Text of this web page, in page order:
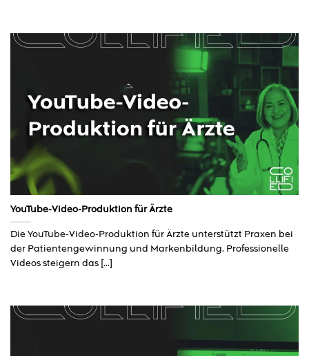
YouTube-Video-Produktion für Ärzte
Die YouTube-Video-Produktion für Ärzte unterstützt Praxen bei
der Patientengewinnung und Markenbildung. Professionelle
Videos steigern das [...]